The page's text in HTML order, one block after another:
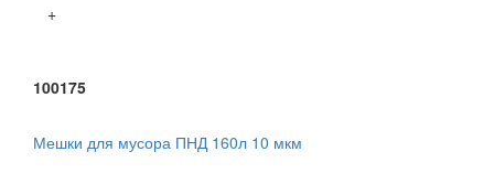
+
100175
Мешки для мусора ПНД 160л 10 мкм